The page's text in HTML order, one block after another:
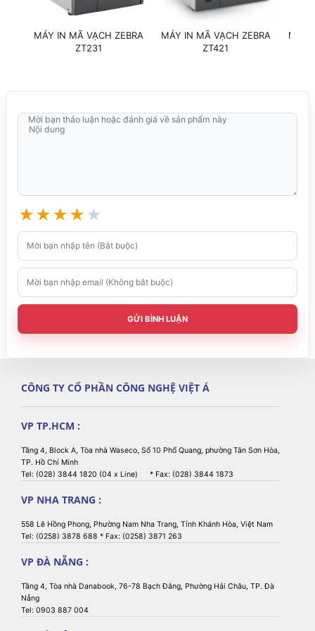
Mã vạch hỗ trợ
2D chuẩn hóa quốc tế
Tùy chọn
Peeler
·Rewinding
Nhiệt độ hoạt động
MÁY IN MÃ VẠCH ZEBRA
ZT231
MÁY IN MÃ VẠCH ZEBRA
ZT421
MÁY
★★★★ ★
GỬI BÌNH LUẬN
Mời bạn thảo luận hoặc đánh giá về sản phẩm này
CÔNG TY CỔ PHẦN CÔNG NGHỆ VIỆT Á
VP TP.HCM :
Tầng 4, Block A, Tòa nhà Waseco, Số 10 Phổ Quang, phường Tân Sơn Hòa,
TP. Hồ Chí Minh
Tel: (028) 3844 1820 (04 x Line) * Fax: (028) 3844 1873
VP NHA TRANG :
558 Lê Hồng Phong, Phường Nam Nha Trang, Tỉnh Khánh Hòa, Việt Nam
Tel: (0258) 3878 688 * Fax: (0258) 3871 263
VP ĐÀ NẴNG :
Tầng 4, Tòa nhà Danabook, 76-78 Bạch Đằng, Phường Hải Châu, TP. Đà
Nẵng
Tel: 0903 887 004